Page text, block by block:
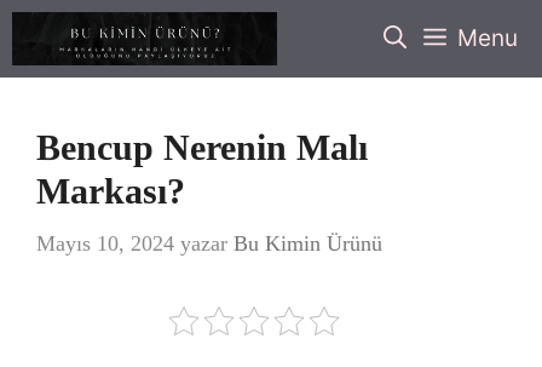
İçeriğe
Menu
Bencup Nerenin Malı
Markası?
Mayıs 10, 2024 yazar Bu Kimin Ürünü